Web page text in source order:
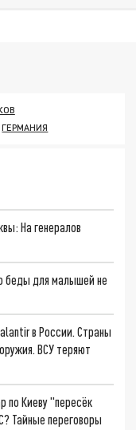
ГЕРМАНИЯ
На генералов
беды для малышей не
в России. Страны
ВСУ теряют
по Киеву "пересёк
Тайные переговоры